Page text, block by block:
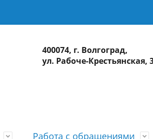
400074, г. Волгоград,
ул. Рабоче-Крестьянская,
Работа с обращениями